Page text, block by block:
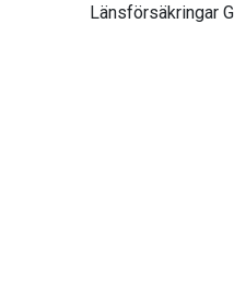
Länsförsäkringar